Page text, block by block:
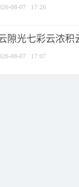
08-07 17:26
隙光七彩云浓积
08-07 17:07